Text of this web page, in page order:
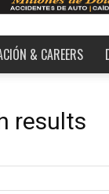
& CAREERS
results